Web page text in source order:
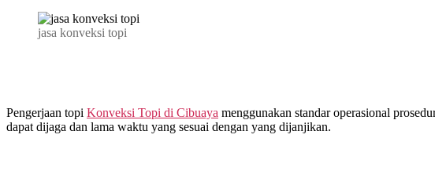
jasa konveksi topi
Pengerjaan topi Konveksi Topi di Cibuaya menggunakan standar operasional
dapat dijaga dan lama waktu yang sesuai dengan yang dijanjikan.